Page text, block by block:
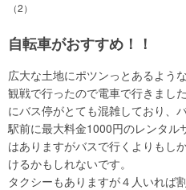
（2）
自転車がおすすめ！！
広大な土地にポツンっとあるよう
観戦で行ったので電車で行きまし
にバス停がとても混雑しており、
駅前に最大料金1000円のレンタル
はありますがバスで行くよりもし
けるかもしれないです。
タクシーもありますが４人いれば